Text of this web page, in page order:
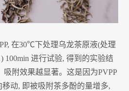
在30℃下处理乌龙茶原液(处理
100min 进行试验, 得到的实验结
吸附效果越显著。这是因为PVPP
动, 即被吸附茶多酚的量增多,